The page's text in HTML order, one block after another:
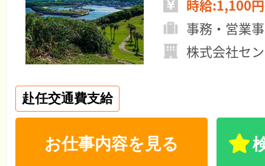
時給:1,100
事務・営業
株式会社セ
赴任交通費支給
お仕事内容を見る